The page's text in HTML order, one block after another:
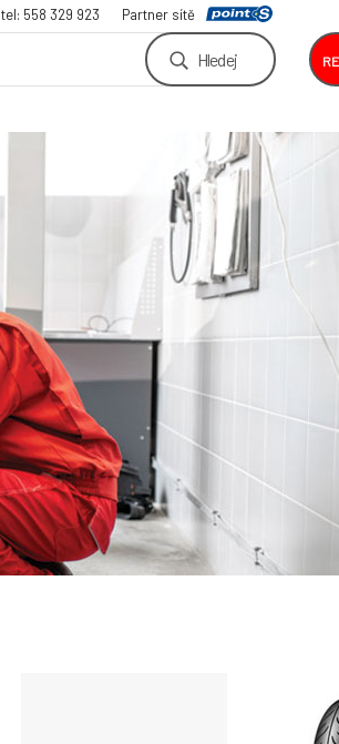
tel: 558 329 923 Partner sítě
Hledej